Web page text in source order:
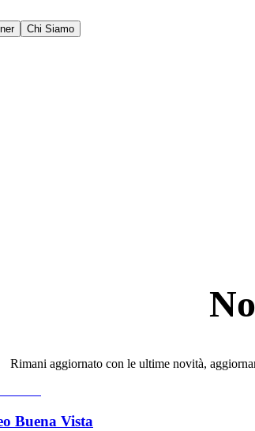
Chi Siamo
Rimani aggiornato con le ultime novità,
Buena Vista